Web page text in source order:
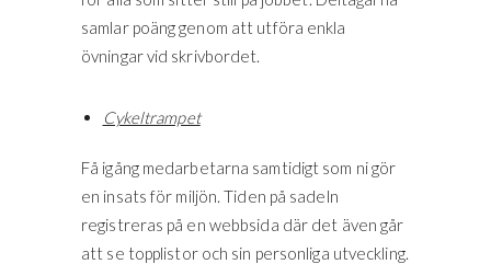
samlar poäng genom att utföra enkla
övningar vid skrivbordet.
Cykeltrampet
Få igång medarbetarna samtidigt som ni gör
en insats för miljön. Tiden på sadeln
registreras på en webbsida där det även går
att se topplistor och sin personliga utveckling.